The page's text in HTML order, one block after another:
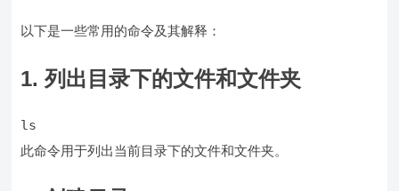
以下是一些常用的命令及其解释：
1. 列出目录下的文件和文件夹
ls
此命令用于列出当前目录下的文件和文件夹。